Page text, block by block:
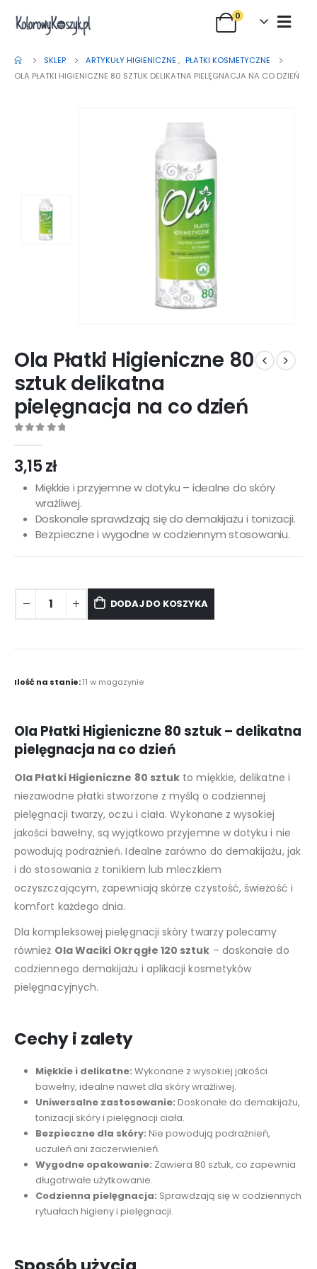
0
SKLEP ARTYKUŁY HIGIENICZNE , PŁATKI KOSMETYCZNE
OLA PŁATKI HIGIENICZNE 80 SZTUK DELIKATNA PIELĘGNACJA NA CO DZIEŃ
Ola Płatki Higieniczne 80
sztuk delikatna
pielęgnacja na co dzień
3,15zł
Miękkie i przyjemne w dotyku – idealne do skóry
wrażliwej.
Doskonale sprawdzają się do demakijażu i tonizacji.
Bezpieczne i wygodne w codziennym stosowaniu.
DODAJ DO KOSZYKA
Ilość na stanie:11 w magazynie
Ola Płatki Higieniczne 80 sztuk – delikatna
pielęgnacja na co dzień
Ola Płatki Higieniczne 80 sztuk to miękkie, delikatne i
niezawodne płatki stworzone z myślą o codziennej
pielęgnacji twarzy, oczu i ciała. Wykonane z wysokiej
jakości bawełny, są wyjątkowo przyjemne w dotyku i nie
powodują podrażnień. Idealne zarówno do demakijażu, jak
i do stosowania z tonikiem lub mleczkiem
oczyszczającym, zapewniają skórze czystość, świeżość i
komfort każdego dnia.
Dla kompleksowej pielęgnacji skóry twarzy polecamy
również Ola Waciki Okrągłe 120 sztuk – doskonałe do
codziennego demakijażu i aplikacji kosmetyków
pielęgnacyjnych.
Cechy i zalety
Miękkie i delikatne: Wykonane z wysokiej jakości
bawełny, idealne nawet dla skóry wrażliwej.
Uniwersalne zastosowanie: Doskonałe do demakijażu,
tonizacji skóry i pielęgnacji ciała.
Bezpieczne dla skóry: Nie powodują podrażnień,
uczuleń ani zaczerwienień.
Wygodne opakowanie: Zawiera 80 sztuk, co zapewnia
długotrwałe użytkowanie.
Codzienna pielęgnacja: Sprawdzają się w codziennych
rytuałach higieny i pielęgnacji.